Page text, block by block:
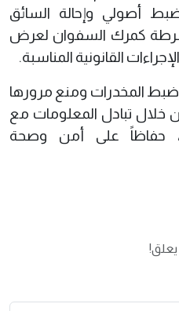
أصولي وإحالة السائق
شرطة كمرك السفوان لعرض
القانونية المناسبة.
ضبط المخدرات ومنع مرورها
خلال تبادل المعلومات مع
حفاظاً على أمن وصحة